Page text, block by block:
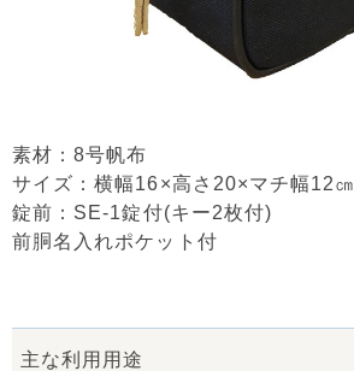
素材：8号帆布
サイズ：横幅16×高さ20×マチ幅12㎝
錠前：SE-1錠付(キー2枚付)
前胴名入れポケット付
主な利用用途